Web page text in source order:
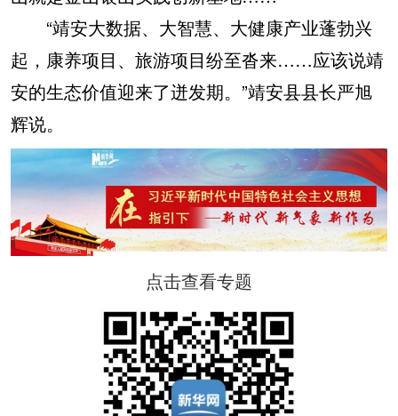
“靖安大数据、大智慧、大健康产业蓬勃兴
起，康养项目、旅游项目纷至沓来……应该说靖
安的生态价值迎来了迸发期。”靖安县县长严旭
辉说。
点击查看专题